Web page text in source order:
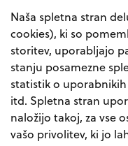
Naša spletna stran
cookies), ki so
storitev, uporabljajo
stanju posamezne
statistik o
itd. Spletna stran
naložijo takoj, za vse
vašo privolitev, ki jo